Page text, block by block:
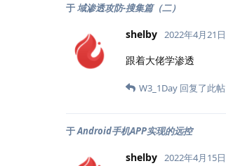
于域渗透攻防-搜集篇（二）
shelby 2022年4月21日
跟着大佬学渗透
W3_1Day 回复了此帖
于Android手机APP实现的远控
shelby 2022年4月15日